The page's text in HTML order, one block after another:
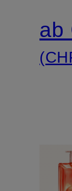
ab